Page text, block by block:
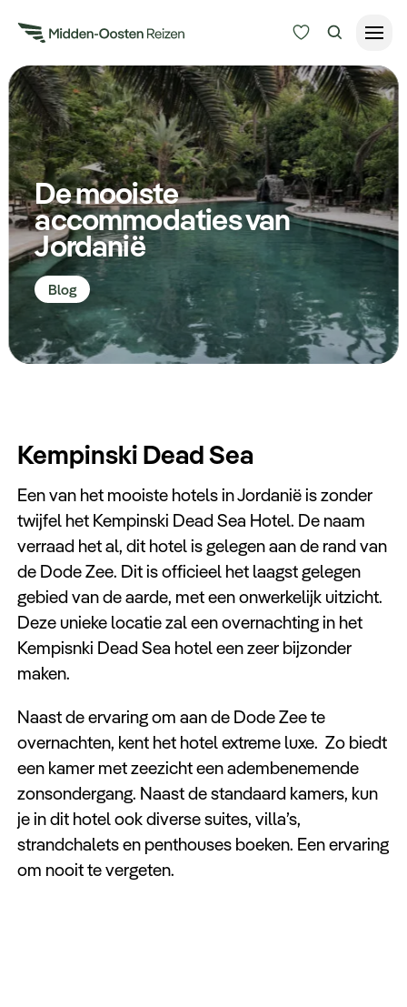
Alle bestemmingen
Type Reizen
Inspiratie
Meer
Reisduur
Budget
Zoeken
De mooiste
accommodaties van
Jordanië
Blog
Kempinski Dead Sea
Een van het mooiste hotels in Jordanië is zonder
twijfel het Kempinski Dead Sea Hotel. De naam
verraad het al, dit hotel is gelegen aan de rand van
de Dode Zee. Dit is officieel het laagst gelegen
gebied van de aarde, met een onwerkelijk uitzicht.
Deze unieke locatie zal een overnachting in het
Kempisnki Dead Sea hotel een zeer bijzonder
maken.
Naast de ervaring om aan de Dode Zee te
overnachten, kent het hotel extreme luxe. Zo biedt
een kamer met zeezicht een adembenemende
zonsondergang. Naast de standaard kamers, kun
je in dit hotel ook diverse suites, villa’s,
strandchalets en penthouses boeken. Een ervaring
om nooit te vergeten.